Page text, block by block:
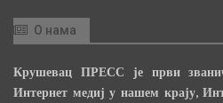
О нама
Крушевац ПРЕСС је први
Интернет медиј у нашем крају,